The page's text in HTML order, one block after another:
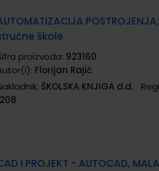
škole
proizvoda: 923160
Florijan Rajić
ŠKOLSKA KNJIGA d.d.
I PROJEKT - AUTOCAD,